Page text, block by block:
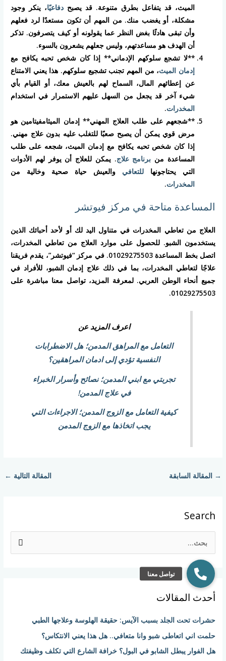
الميث، قد يتفاعل بطرق متنوعة. قد يصبح دفاعيًا، ينكر وجود
مشكلة، أو يغضب منك. من المهم أن تكون مستعدًا لرد فعلهم
وأن تبقى هادئًا بغض النظر عما يقولونه أو كيف يتصرفون. تذكر
أن الهدف هو مساعدتهم، وليس جعلهم يشعرون بالسوء.
**لا تشجع سلوكهم الإدماني** إذا كان شخص تحبه يكافح مع
إدمان الميث، من المهم تجنب تشجيع سلوكهم. هذا يعني الامتناع
عن إعطائهم المال، السماح لهم بالعيش معك، أو القيام بأي
شيء آخر قد يجعل من السهل عليهم الاستمرار في استخدام
المخدرات.
**شجعهم على طلب العلاج المهني** إدمان الميثامفيتامين هو
مرض قوي يمكن أن يصبح صعبًا للتغلب عليه بدون علاج مهني.
إذا كان شخص تحبه يكافح مع إدمان الميث، شجعه على طلب
المساعدة من برنامج علاج. يمكن للعلاج أن يوفر لهم الأدوات
التي يحتاجونهاللتعافي والعيش حياة صحية وخالية من
المخدرات.
المساعدة متاحة في مركز فيوتشر
العلاج من تعاطي المخدرات في متناول اليد لك أو لأحد أحبائك الذين
يستخدمون الشبو. للحصول على موارد العلاج من تعاطي المخدرات،
اتصل بخط المساعدة 01029275503. في مركز “فيوتشر”، يقدم فريقنا
علاجًا لتعاطي المخدرات، بما في ذلك علاج إدمان الشبو، للأفراد في
جميع أنحاء الوطن العربي. لمعرفة المزيد، تواصل معنا مباشرة على
01029275503.
اعرف المزيد عن
التعامل مع المراهق المدمن؛ هل الاضطرابات
النفسية تؤدي إلى ادمان المراهقين؟
تجربتي مع ابني المدمن؛ نصائح وأسرار الخبراء
في علاج المدمن!
كيفية التعامل مع الزوج المدمن؛ الاجراءات التي
يجب اتخاذها مع الزوج المدمن
→ المقالة السابقة المقالة التالية ←
Search
ب
ح
ث
ن
:
أحدث المقالات
حشرات تحت الجلد بسبب الآيس: حقيقة الهلوسة وعلاجها الطبي
حلمت اني اتعاطى شبو وانا متعافي.. هل هذا يعني الانتكاس؟
هل الفوار يبطل الشابو في البول؟ خرافة الشارع التي تكلف وظيفتك